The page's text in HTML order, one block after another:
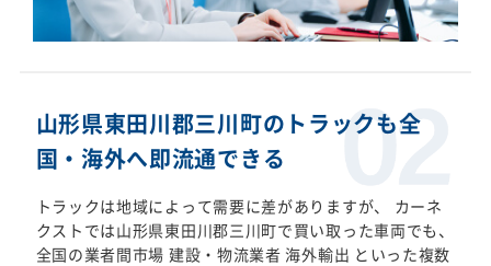
山形県東田川郡三川町のトラックも全
国・海外へ即流通できる
トラックは地域によって需要に差がありますが、 カーネ
クストでは山形県東田川郡三川町で買い取った車両でも、
全国の業者間市場 建設・物流業者 海外輸出 といった複数